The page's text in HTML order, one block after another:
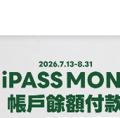
節中獎名單